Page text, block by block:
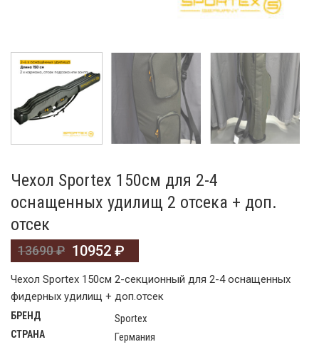
Чехол Sportex 150см для 2-4
оснащенных удилищ 2 отсека + доп.
отсек
13690₽ 10952 ₽
Чехол Sportex 150см 2-секционный для 2-4 оснащенных
фидерных удилищ + доп.отсек
БРЕНД Sportex
СТРАНА
Германия